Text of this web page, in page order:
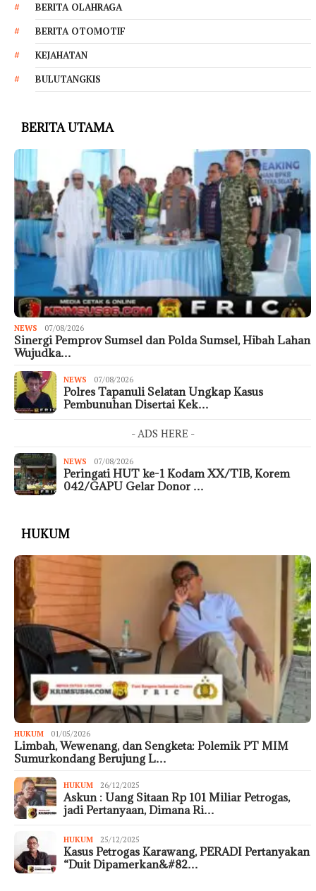
BERITA OLAHRAGA
BERITA OTOMOTIF
KEJAHATAN
BULUTANGKIS
BERITA UTAMA
NEWS 07/08/2026
Sinergi Pemprov Sumsel dan Polda Sumsel, Hibah Lahan
Wujudka…
NEWS 07/08/2026
Polres Tapanuli Selatan Ungkap Kasus
Pembunuhan Disertai Kek…
- ADS HERE -
NEWS 07/08/2026
Peringati HUT ke-1 Kodam XX/TIB, Korem
042/GAPU Gelar Donor …
HUKUM
HUKUM 01/05/2026
Limbah, Wewenang, dan Sengketa: Polemik PT MIM
Sumurkondang Berujung L…
HUKUM 26/12/2025
Askun : Uang Sitaan Rp 101 Miliar Petrogas,
jadi Pertanyaan, Dimana Ri…
HUKUM 25/12/2025
Kasus Petrogas Karawang, PERADI Pertanyakan
“Duit Dipamerkan&#82…